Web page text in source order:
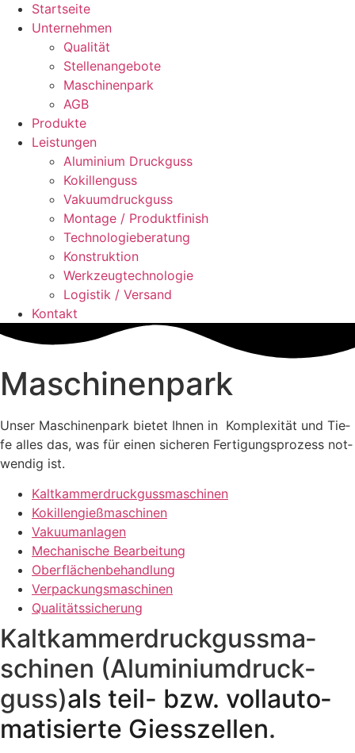
Start­sei­te
Unter­neh­men
Qua­li­tät
Stel­len­an­ge­bo­te
Maschi­nen­park
AGB
Pro­duk­te
Leis­tun­gen
Alu­mi­ni­um Druck­guss
Kokil­len­guss
Vaku­um­druck­guss
Mon­ta­ge / Pro­dukt­fi­nish
Tech­no­lo­gie­be­ra­tung
Kon­struk­ti­on
Werk­zeug­tech­no­lo­gie
Logis­tik / Ver­sand
Kon­takt
Maschi­nen­park
Unser Maschi­nen­park bie­tet Ihnen in Kom­ple­xi­tät und Tie­
fe alles das, was für einen siche­ren Fer­ti­gungs­pro­zess not­
wen­dig ist.
Kalt­kam­mer­druck­guss­ma­schi­nen
Kokil­len­gieß­ma­schi­nen
Vaku­um­an­la­gen
Mecha­ni­sche Bear­bei­tung
Ober­flä­chen­be­hand­lung
Ver­pa­ckungs­ma­schi­nen
Qua­li­täts­si­che­rung
Kalt­kam­mer­druck­guss­ma­
schi­nen (Alu­mi­ni­um­druck­
guss)als teil- bzw. voll­au­to­
ma­ti­sier­te Giess­zel­len.